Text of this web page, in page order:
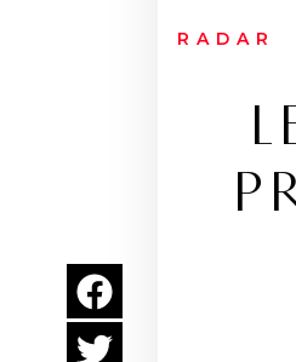
RADAR